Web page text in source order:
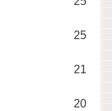
25
21
20